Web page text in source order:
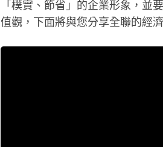
「樸實、節省」的企業形象，並
值觀，下面將與您分享全聯的經